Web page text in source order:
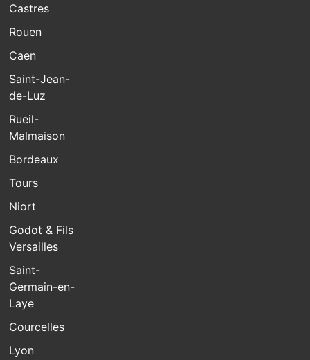
Castres
Rouen
Caen
Saint-Jean-
de-Luz
Rueil-
Malmaison
Bordeaux
Tours
Niort
Godot & Fils
Versailles
Saint-
Germain-en-
Laye
Courcelles
Lyon